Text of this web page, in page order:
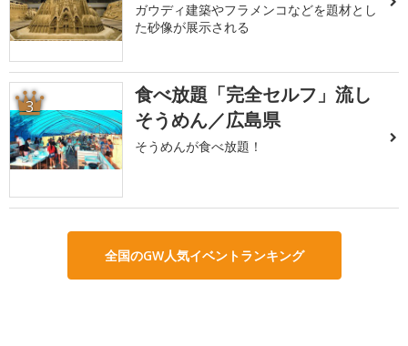
ガウディ建築やフラメンコなどを題材とし
た砂像が展示される
3
食べ放題「完全セルフ」流し
そうめん／広島県
そうめんが食べ放題！
全国のGW人気イベントランキング